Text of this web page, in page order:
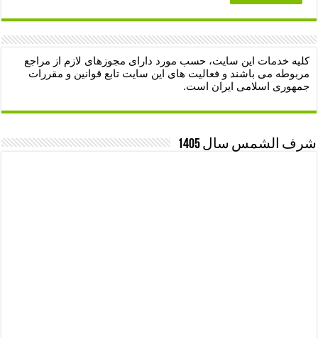
کلیه خدمات این سایت، حسب مورد دارای مجوزهای لازم از مراجع
مربوطه می باشند و فعالیت های این سایت تابع قوانین و مقررات
جمهوری اسلامی ایران است.
شرف الشمس سال 1405